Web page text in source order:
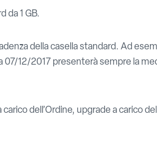
da 1 GB.
della casella standard. Ad
12/2017 presenterà sempre la
dell’Ordine, upgrade a carico